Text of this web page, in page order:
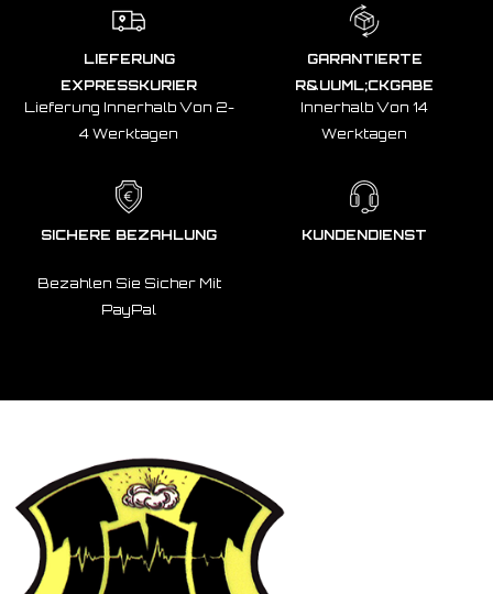
LIEFERUNG
EXPRESSKURIER
Lieferung Innerhalb Von 2-
4 Werktagen
GARANTIERTE
R&UUML;CKGABE
Innerhalb Von 14
Werktagen
SICHERE BEZAHLUNG
Bezahlen Sie Sicher Mit
PayPal
KUNDENDIENST